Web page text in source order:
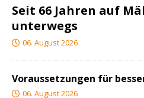
Seit 66 Jahren auf
unterwegs
06. August 2026
Voraussetzungen für
06. August 2026